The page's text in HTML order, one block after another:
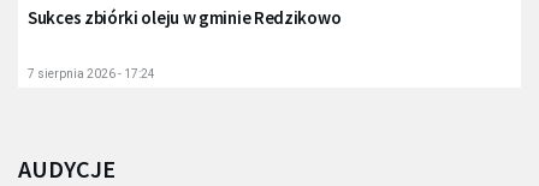
Sukces zbiórki oleju w gminie Redzikowo
7 sierpnia 2026 - 17:24
AUDYCJE